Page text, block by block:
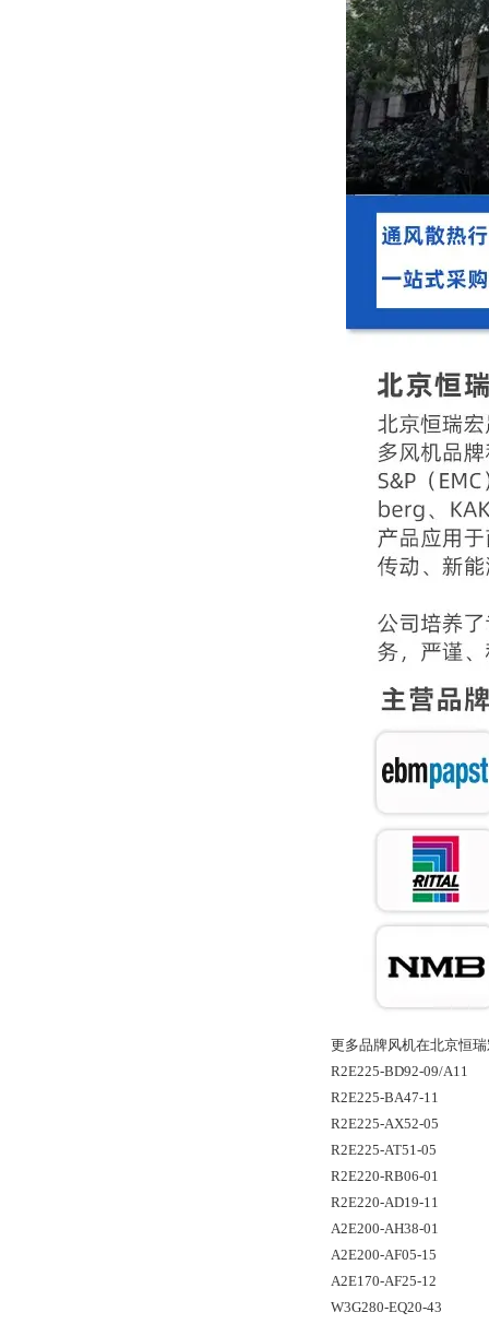
更多品牌风机在北京恒
R2E225-BD92-09/A11
R2E225-BA47-11
R2E225-AX52-05
R2E225-AT51-05
R2E220-RB06-01
R2E220-AD19-11
A2E200-AH38-01
A2E200-AF05-15
A2E170-AF25-12
W3G280-EQ20-43